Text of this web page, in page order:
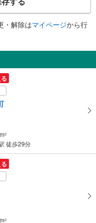
・解除はマイページから行
2
徒歩29分
2